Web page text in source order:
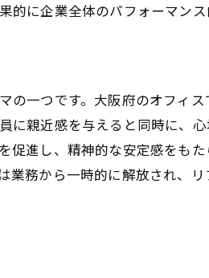
のリラックスルーム
に企業全体のパフォーマンス
一つです。大阪府のオフィ
親近感を与えると同時に、
進し、精神的な安定感をも
業務から一時的に解放され、